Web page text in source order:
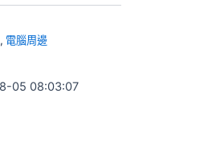
, 電腦周邊
05 08:03:07